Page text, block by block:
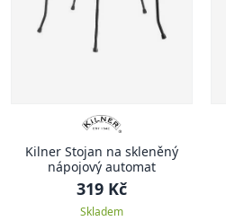
Kilner Stojan na skleněný
nápojový automat
319 Kč
Skladem